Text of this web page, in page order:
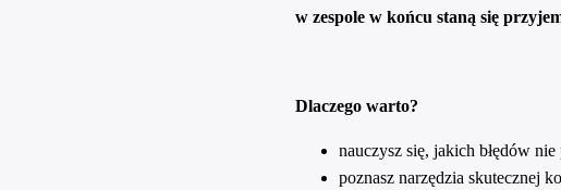
w zespole w końcu staną się
Dlaczego warto?
nauczysz się, jakich błędów nie
poznasz narzędzia skutecznej